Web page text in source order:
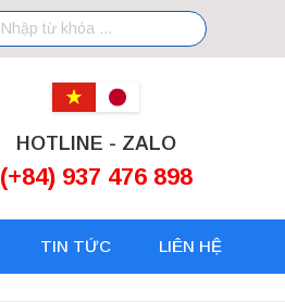
HOTLINE - ZALO
(+84) 937 476 898
TIN TỨC LIÊN HỆ